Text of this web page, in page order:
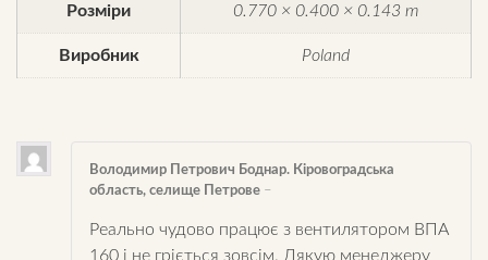
Розміри 0.770 × 0.400 × 0.143 m
Виробник Poland
Володимир Петрович Боднар. Кіровоградська
область, селище Петрове –
Реально чудово працює з вентилятором ВПА
160 і не гріється зовсім. Дякую менеджеру